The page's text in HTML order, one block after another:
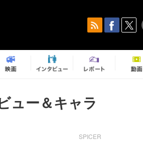
ュー＆キャラ
SPICER